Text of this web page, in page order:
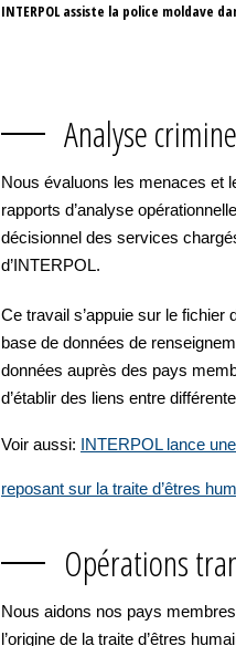
INTERPOL assiste la police moldave
Analyse
Nous évaluons les menaces et
rapports d’analyse
décisionnel des services
d’INTERPOL.
Ce travail s’appuie sur le fichier
base de données de
données auprès des pays
d’établir des liens entre
Voir aussi: INTERPOL lance
reposant sur la traite d’êtres
Opérations
Nous aidons nos pays
l’origine de la traite d’êtres